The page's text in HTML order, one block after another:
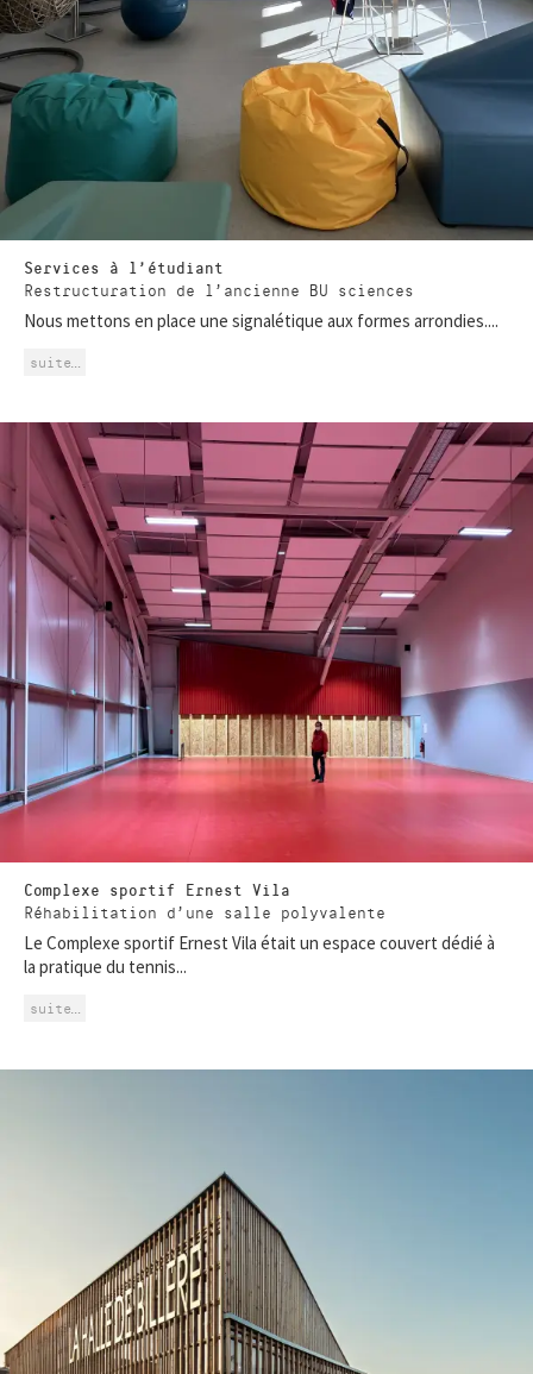
Services à l’étudiant
Restructuration de l’ancienne BU sciences
Nous mettons en place une signalétique aux formes arrondies....
suite…
Complexe sportif Ernest Vila
Réhabilitation d’une salle polyvalente
Le Complexe sportif Ernest Vila était un espace couvert dédié à
la pratique du tennis...
suite…